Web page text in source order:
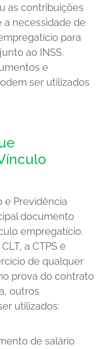
as contribuições
a necessidade de
para
ao INSS.
e
ser utilizados
e Previdência
documento
empregatício.
a CTPS é
de qualquer
prova do contrato
outros
utilizados:
de salário